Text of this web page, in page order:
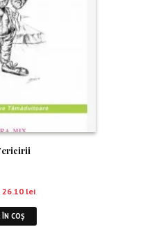
26.10 lei
ÎN COȘ